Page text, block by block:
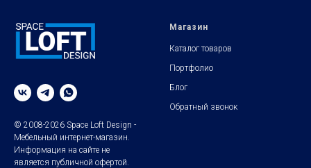
© 2008-2026 Space Loft Design -
Мебельный интернет-магазин.
Информация на сайте не
является публичной офертой.
Магазин
Каталог товаров
Портфолио
Блог
Обратный звонок